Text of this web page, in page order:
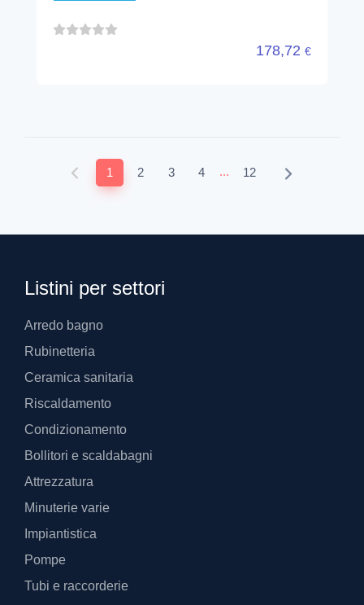
178,72 €
1 2 3 4 ... 12
Listini per settori
Arredo bagno
Rubinetteria
Ceramica sanitaria
Riscaldamento
Condizionamento
Bollitori e scaldabagni
Attrezzatura
Minuterie varie
Impiantistica
Pompe
Tubi e raccorderie